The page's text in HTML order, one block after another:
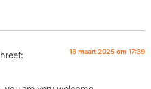
18 maart 2025 om 17:39